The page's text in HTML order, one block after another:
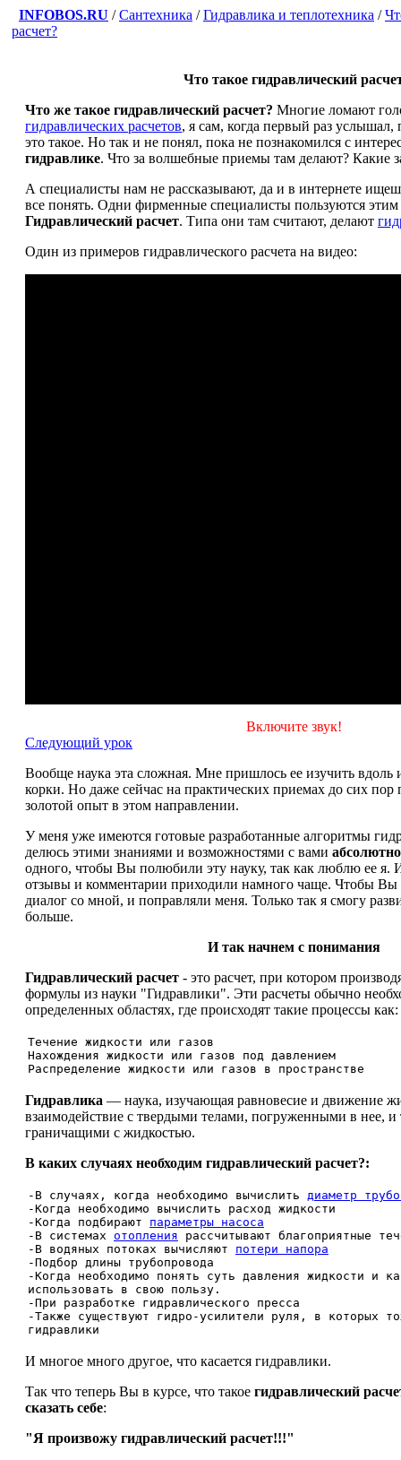
INFOBOS.RU /Сантехника /Гидравлика и теплотехника /
расчет?
Что такое гидравлический
Что же такое гидравлический расчет? Многие ломают
гидравлических расчетов, я сам, когда первый раз услышал,
это такое. Но так и не понял, пока не познакомился с
гидравлике. Что за волшебные приемы там делают? Какие
А специалисты нам не рассказывают, да и в интернете
все понять. Одни фирменные специалисты пользуются
Гидравлический расчет. Типа они там считают, делают
Один из примеров гидравлического расчета на видео:
Включите звук!
Следующий урок
Вообще наука эта сложная. Мне пришлось ее изучить вдоль
корки. Но даже сейчас на практических приемах до сих
золотой опыт в этом направлении.
У меня уже имеются готовые разработанные алгоритмы
делюсь этими знаниями и возможностями с вами
одного, чтобы Вы полюбили эту науку, так как люблю ее я.
отзывы и комментарии приходили намного чаще. Чтобы Вы
диалог со мной, и поправляли меня. Только так я смогу
больше.
И так начнем с понимания
Гидравлический расчет - это расчет, при котором
формулы из науки "Гидравлики". Эти расчеты обычно
определенных областях, где происходят такие процессы как:
Течение жидкости или газов
Нахождения жидкости или газов под давлением
Распределение жидкости или газов в пространстве
Гидравлика — наука, изучающая равновесие и движение
взаимодействие с твердыми телами, погруженными в нее,
граничащими с жидкостью.
В каких случаях необходим гидравлический расчет?:
-В случаях, когда необходимо вычислить диаметр
-Когда необходимо вычислить расход жидкости
-Когда подбирают параметры насоса
-В системах отопления рассчитывают благоприятные
-В водяных потоках вычисляют потери напора
-Подбор длины трубопровода
-Когда необходимо понять суть давления жидкости и
использовать в свою пользу.
-При разработке гидравлического пресса
-Также существуют гидро-усилители руля, в которых
гидравлики
И многое много другое, что касается гидравлики.
Так что теперь Вы в курсе, что такое гидравлический
сказать себе:
"Я произвожу гидравлический расчет!!!"